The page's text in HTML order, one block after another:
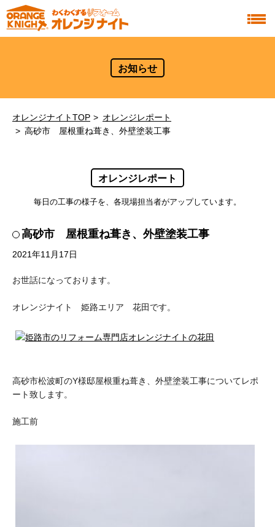
お知らせ
オレンジナイトTOP
オレンジレポート
高砂市 屋根重ね葺き、外壁塗装工事
オレンジレポート
毎日の工事の様子を、各現場担当者がアップしています。
高砂市 屋根重ね葺き、外壁塗装工事
2021年11月17日
お世話になっております。
オレンジナイト 姫路エリア 花田です。
高砂市松波町のY様邸屋根重ね葺き、外壁塗装工事についてレポ
ート致します。
施工前